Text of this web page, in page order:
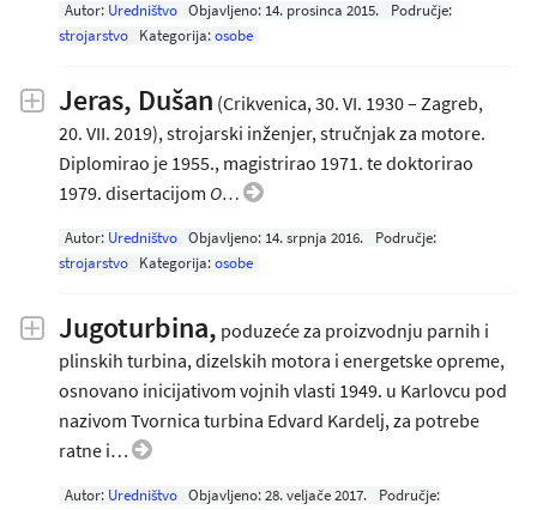
Autor: Uredništvo Objavljeno: 14. prosinca 2015.
Područje:
strojarstvo
Kategorija:osobe
Jeras, Dušan (Crikvenica, 30. VI. 1930 – Zagreb,
20. VII. 2019), strojarski inženjer, stručnjak za motore.
Diplomirao je 1955., magistrirao 1971. te doktorirao
1979. disertacijom O…
Autor: Uredništvo Objavljeno: 14. srpnja 2016.
Područje:
strojarstvo
Kategorija:osobe
Jugoturbina, poduzeće za proizvodnju parnih i
plinskih turbina, dizelskih motora i energetske opreme,
osnovano inicijativom vojnih vlasti 1949. u Karlovcu pod
nazivom Tvornica turbina Edvard Kardelj, za potrebe
ratne i…
Autor: Uredništvo Objavljeno:28. veljače 2017.
Područje: